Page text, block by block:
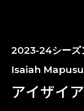
2023-24シーズ
Isaiah
アイザイ